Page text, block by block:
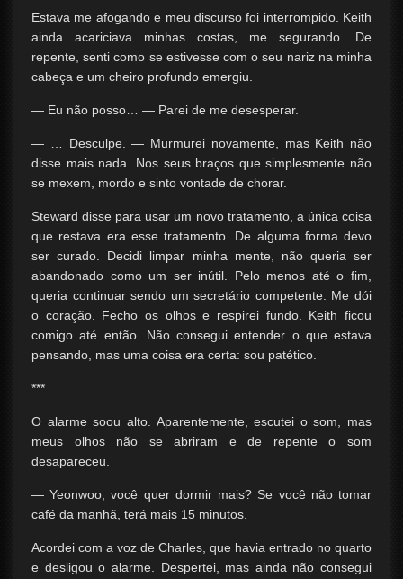
Estava me afogando e meu discurso foi interrompido. Keith
ainda acariciava minhas costas, me segurando. De
repente, senti como se estivesse com o seu nariz na minha
cabeça e um cheiro profundo emergiu.
— Eu não posso… — Parei de me desesperar.
— … Desculpe. — Murmurei novamente, mas Keith não
disse mais nada. Nos seus braços que simplesmente não
se mexem, mordo e sinto vontade de chorar.
Steward disse para usar um novo tratamento, a única coisa
que restava era esse tratamento. De alguma forma devo
ser curado. Decidi limpar minha mente, não queria ser
abandonado como um ser inútil. Pelo menos até o fim,
queria continuar sendo um secretário competente. Me dói
o coração. Fecho os olhos e respirei fundo. Keith ficou
comigo até então. Não consegui entender o que estava
pensando, mas uma coisa era certa: sou patético.
***
O alarme soou alto. Aparentemente, escutei o som, mas
meus olhos não se abriram e de repente o som
desapareceu.
— Yeonwoo, você quer dormir mais? Se você não tomar
café da manhã, terá mais 15 minutos.
Acordei com a voz de Charles, que havia entrado no quarto
e desligou o alarme. Despertei, mas ainda não consegui